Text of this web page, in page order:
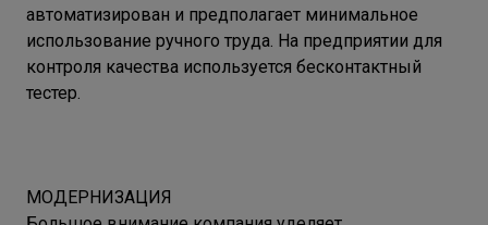
автоматизирован и предполагает минимальное
использование ручного труда. На предприятии для
контроля качества используется бесконтактный
тестер.
МОДЕРНИЗАЦИЯ